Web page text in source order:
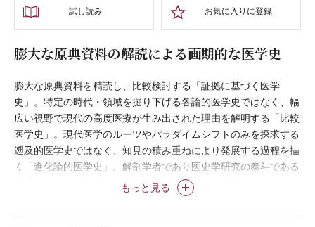
試し読み お気に入りに登録
膨大な原典資料の解読による画期的な医学史
もっと見る
膨大な原典資料を精読し、比較検討する「証拠に基づく医学
史」。特定の時代・領域を掘り下げる各論的医学史ではなく、幅
広い視野で現代の高度医療が生み出された理由を解明する「比較
医学史」。現代医学のルーツやパラダイムシフトのみを探求する
遡及的医学史ではなく、知見の積み重ねにより発展する過程を描
く「進化論的医学史」。解剖学者であり医史学研究の泰斗である
著者がこれらの視点を縦横に駆使して描き出す渾身の書。